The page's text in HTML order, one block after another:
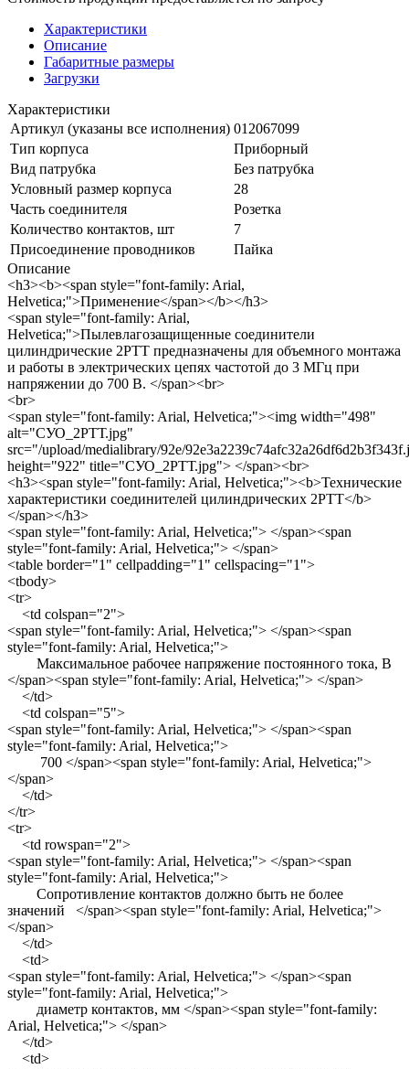
Характеристики
Описание
Габаритные размеры
Загрузки
Характеристики
Артикул (указаны все исполнения) 012067099
Тип корпуса
Приборный
Вид патрубка
Без патрубка
Условный размер корпуса
28
Часть соединителя
Розетка
Количество контактов, шт
7
Присоединение проводников
Пайка
Описание
<h3><b><span style="font-family: Arial,
Helvetica;">Применение</span></b></h3>
<span style="font-family: Arial,
Helvetica;">Пылевлагозащищенные соединители
цилиндрические 2РТТ предназначены для объемного монтажа
и работы в электрических цепях частотой до 3 МГц при
напряжении до 700 В. </span><br>
<br>
<span style="font-family: Arial, Helvetica;"><img width="498"
alt="СУО_2РТТ.jpg"
src="/upload/medialibrary/92e/
height="922" title="СУО_2РТТ.jpg"> </span><br>
<h3><span style="font-family: Arial, Helvetica;"><b>Технические
характеристики соединителей цилиндрических 2РТТ</b>
</span></h3>
<span style="font-family: Arial, Helvetica;"> </span><span
style="font-family: Arial, Helvetica;"> </span>
<table border="1" cellpadding="1" cellspacing="1">
<tbody>
<tr>
<td colspan="2">
<span style="font-family: Arial, Helvetica;"> </span><span
style="font-family: Arial, Helvetica;">
Максимальное рабочее напряжение постоянного тока, В
</span><span style="font-family: Arial, Helvetica;"> </span>
</td>
<td colspan="5">
<span style="font-family: Arial, Helvetica;"> </span><span
style="font-family: Arial, Helvetica;">
700 </span><span style="font-family: Arial, Helvetica;">
</span>
</td>
</tr>
<tr>
<td rowspan="2">
<span style="font-family: Arial, Helvetica;"> </span><span
style="font-family: Arial, Helvetica;">
Сопротивление контактов должно быть не более
значений </span><span style="font-family: Arial, Helvetica;">
</span>
</td>
<td>
<span style="font-family: Arial, Helvetica;"> </span><span
style="font-family: Arial, Helvetica;">
диаметр контактов, мм </span><span style="font-family:
Arial, Helvetica;"> </span>
</td>
<td>